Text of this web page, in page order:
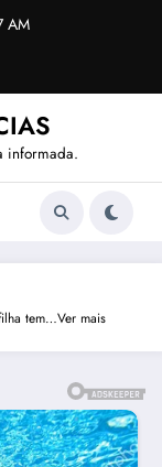
AM
informada.
tem…Ver mais